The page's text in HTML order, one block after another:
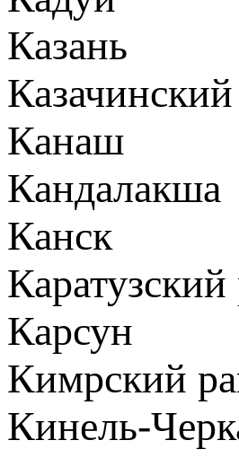
Казань
Канаш
Кандалакша
Канск
Карсун
Кимрский
Кинель-